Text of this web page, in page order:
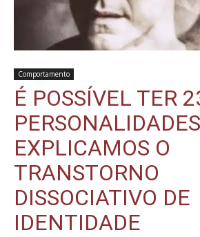
Comportamento
É POSSÍVEL TER
EXPLICAMOS O
TRANSTORNO
DISSOCIATIVO DE
IDENTIDADE